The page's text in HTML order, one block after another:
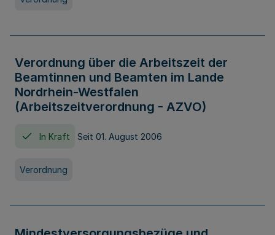
Verordnung über die Arbeitszeit der
Beamtinnen und Beamten im Lande
Nordrhein-Westfalen
(Arbeitszeitverordnung - AZVO)
In Kraft Seit 01. August 2006
Verordnung